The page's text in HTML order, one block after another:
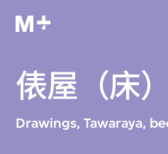
俵屋（床
Drawings, Tawaraya,